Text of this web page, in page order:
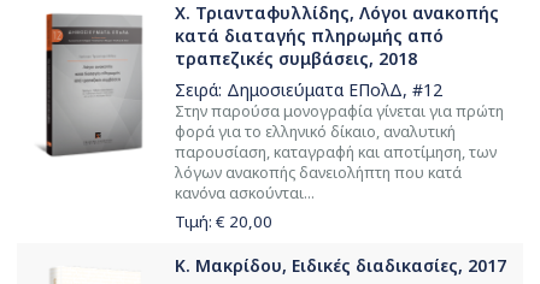
Χ. Τριανταφυλλίδης, Λόγοι ανακοπής
κατά διαταγής πληρωμής από
τραπεζικές συμβάσεις, 2018
Σειρά: Δημοσιεύματα ΕΠολΔ, #12
Στην παρούσα μονογραφία γίνεται για πρώτη
φορά για το ελληνικό δίκαιο, αναλυτική
παρουσίαση, καταγραφή και αποτίμηση, των
λόγων ανακοπής δανειολήπτη που κατά
κανόνα ασκούνται...
Τιμή: € 20,00
Κ. Μακρίδου, Ειδικές διαδικασίες, 2017